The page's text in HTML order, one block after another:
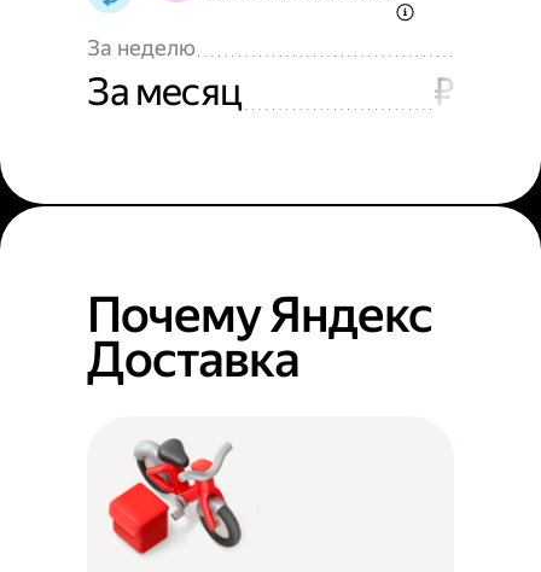
За неделю
За месяц ₽
Почему Яндекс
Доставка